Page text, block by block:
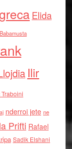
Elida
Ilir
nderroi jete ne
Prifti Rafael
Sadik Elshani